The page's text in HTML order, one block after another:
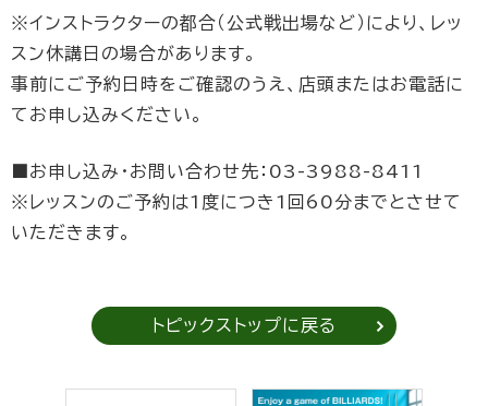
※インストラクターの都合（公式戦出場など）により、レッ
スン休講日の場合があります。
事前にご予約日時をご確認のうえ、店頭またはお電話に
てお申し込みください。
■お申し込み・お問い合わせ先：03-3988-8411
※レッスンのご予約は1度につき1回60分までとさせて
いただきます。
トピックストップに戻る